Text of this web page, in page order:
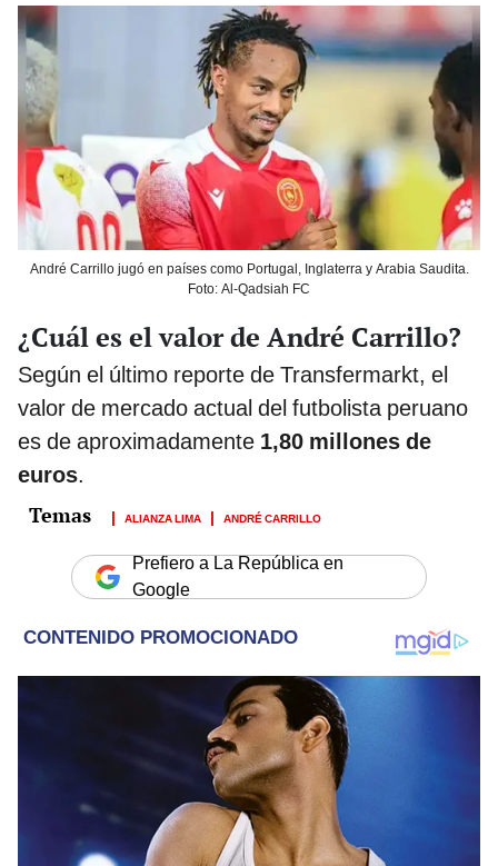
André Carrillo jugó en países como Portugal, Inglaterra y Arabia Saudita.
Foto: Al-Qadsiah FC
¿Cuál es el valor de André Carrillo?
Según el último reporte de Transfermarkt, el
valor de mercado actual del futbolista peruano
es de aproximadamente 1,80 millones de
euros.
ALIANZA LIMA ANDRÉ CARRILLO
Prefiero a La República en
Google